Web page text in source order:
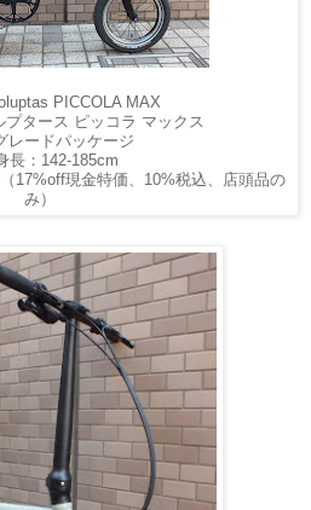
PICCOLA MAX
タース ピッコラ マックス
レードパッケージ
長：142-185cm
17%off現金特価、10%税込、店頭品の
み）